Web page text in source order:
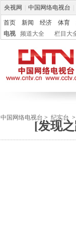
央视网 中国网络电视台
首页 新闻 经济 体育
电视
频道大全 栏目大
中国网络电视台 > 纪实台 >
[发现